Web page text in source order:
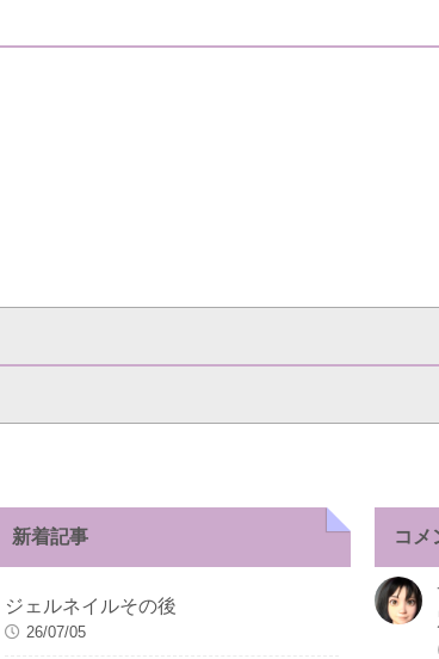
新着記事
ジェルネイルその後
26/07/05
コメ